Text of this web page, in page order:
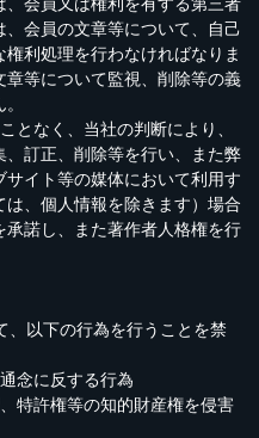
会員の文章等について、自己
利処理を行わなければなりま
等について監視、削除等の義
となく、当社の判断により、
訂正、削除等を行い、また弊
イト等の媒体において利用す
、個人情報を除きます）場合
諾し、また著作者人格権を行
、以下の行為を行うことを禁
念に反する行為
特許権等の知的財産権を侵害